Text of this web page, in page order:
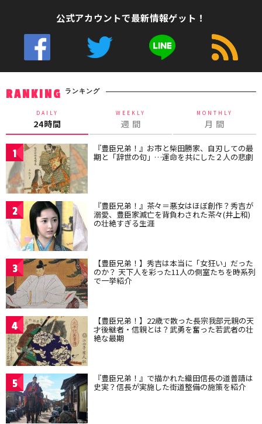
公式アカウントで最新情報ゲット！
RANKING ランキング
DAILY
24時間
WEEKLY
週 間
MONTHLY
月 間
1 『豊臣兄弟！』お市と柴田勝家、自刃しての最
期と「辞世の句」…運命を共にした２人の悲劇
2 『豊臣兄弟！』茶々＝悪女はほぼ創作？秀吉が
溺愛、豊臣家滅亡を背負わされた茶々(井上和)
の壮絶すぎる生涯
3 【豊臣兄弟！】秀吉は本当に「女狂い」だった
のか？ 天下人を彩った11人の側室たちを時系列
で一挙紹介
4 【豊臣兄弟！】22歳で散った長宗我部元親の天
才後継者・信親とは？武勇を奮った若武者の壮
絶な最期
5 『豊臣兄弟！』で描かれた織田信長の道普請は
史実？信長が実施した街道整備の施策を紹介